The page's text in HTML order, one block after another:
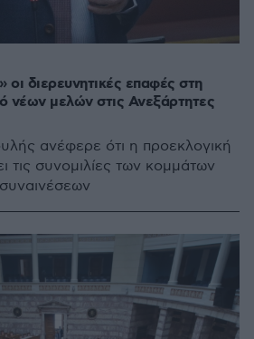
διερευνητικές επαφές στη
νέων μελών στις Ανεξάρτητες
ανέφερε ότι η προεκλογική
τις συνομιλίες των κομμάτων